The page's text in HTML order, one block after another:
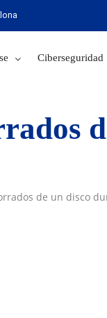
Ciberseguridad
· Pamplona
de un disco